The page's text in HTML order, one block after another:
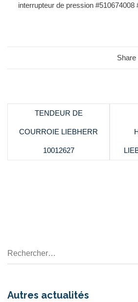
interrupteur de pression
Share
TENDEUR DE
COURROIE LIEBHERR
10012627
Autres actualités